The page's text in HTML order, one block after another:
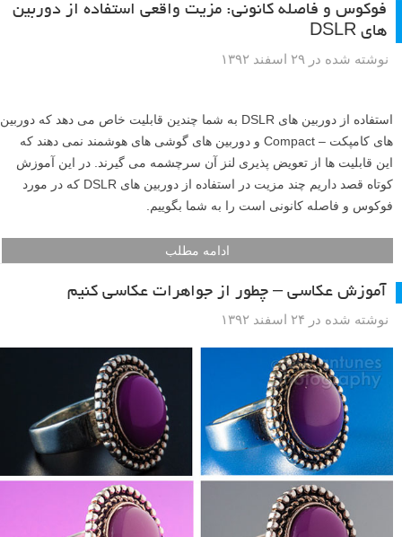
فوکوس و فاصله کانونی: مزیت واقعی استفاده از دوربین
های DSLR
نوشته شده در ۲۹ اسفند ۱۳۹۲
استفاده از دوربین های DSLR به شما چندین قابلیت خاص می دهد که دوربین
های کامپکت – Compact و دوربین های گوشی های هوشمند نمی دهند که
این قابلیت ها از تعویض پذیری لنز آن سرچشمه می گیرند. در این آموزش
کوتاه قصد داریم چند مزیت در استفاده از دوربین های DSLR که در مورد
فوکوس و فاصله کانونی است را به شما بگوییم.
ادامه مطلب
آموزش عکاسی – چطور از جواهرات عکاسی کنیم
نوشته شده در ۲۴ اسفند ۱۳۹۲